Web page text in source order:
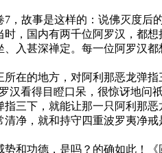
故事是这样的：说佛灭度后
，国内有两千位阿罗汉，都
入甚深禅定。每一位阿罗汉
的地方，对阿利那恶龙弹指
看得目瞪口呆，很惊讶地问
三下，就能让那一只阿利那
净，就和持守四重波罗夷净
功德，是吗？的确如此！《